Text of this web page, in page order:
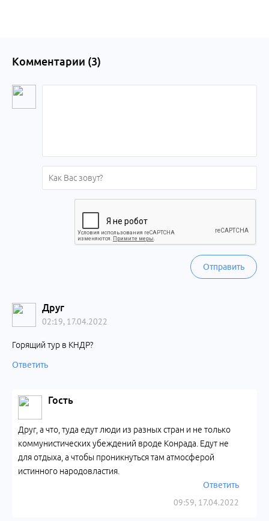
Комментарии (3)
Отправить
Друг
02:19, 17.04.2022
Горящий тур в КНДР?
Ответить
Гость
09:59, 17.04.2022
Друг, а что, туда едут люди из разных стран и не только
коммунистических убеждений вроде Конрада. Едут не
для отдыха, а чтобы проникнуться там атмосферой
истинного народовластия.
Ответить